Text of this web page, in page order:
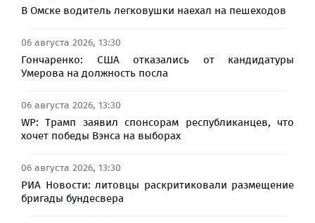
В Омске водитель легковушки наехал на пешеходов
06 августа 2026, 13:30
Гончаренко: США отказались от кандидатуры
Умерова на должность посла
06 августа 2026, 13:30
WP: Трамп заявил спонсорам республиканцев, что
хочет победы Вэнса на выборах
06 августа 2026, 13:30
РИА Новости: литовцы раскритиковали размещение
бригады бундесвера